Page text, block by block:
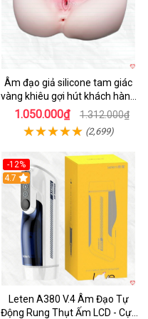
Âm đạo giả silicone tam giác
vàng khiêu gợi hút khách hàng
nam
1.050.000₫ 1.312.000₫
(2,699)
-12%
Hot
4.7
Leten A380 V.4 Âm Đạo Tự
Động Rung Thụt Ấm LCD - Cực